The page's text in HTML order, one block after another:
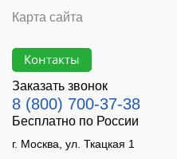
Карта сайта
Контакты
Заказать звонок
8 (800) 700-37-38
Бесплатно по России
г. Москва, ул. Ткацкая 1